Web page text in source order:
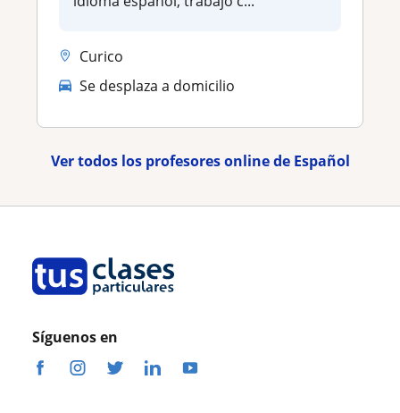
Curico
Se desplaza a domicilio
Ver todos los profesores online de Español
Síguenos en